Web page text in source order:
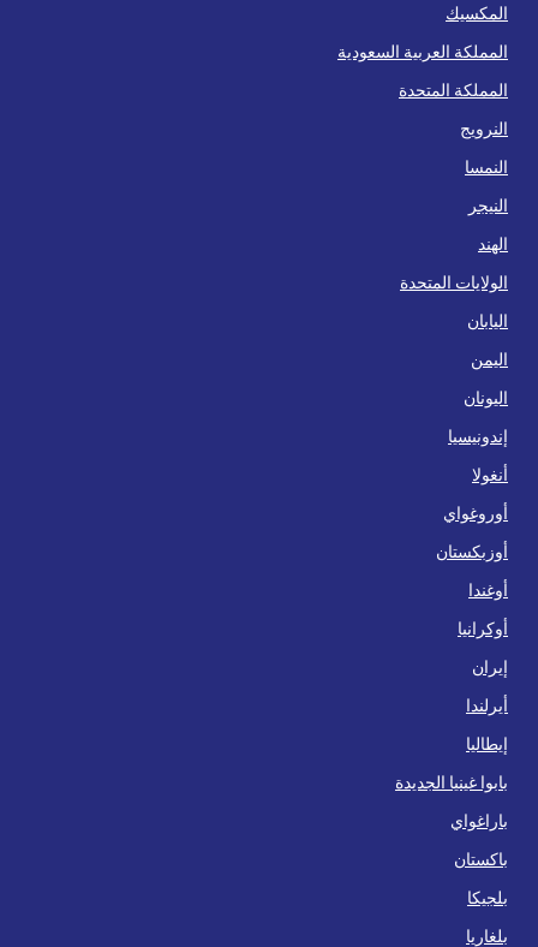
المكسيك
المملكة العربية السعودية
المملكة المتحدة
النرويج
النمسا
النيجر
الهند
الولايات المتحدة
اليابان
اليمن
اليونان
إندونيسيا
أنغولا
أوروغواي
أوزبكستان
أوغندا
أوكرانيا
إيران
أيرلندا
إيطاليا
بابوا غينيا الجديدة
باراغواي
باكستان
بلجيكا
بلغاريا